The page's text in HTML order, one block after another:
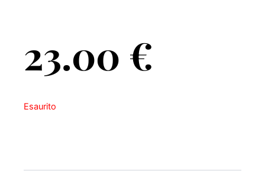
23.00 €
Esaurito